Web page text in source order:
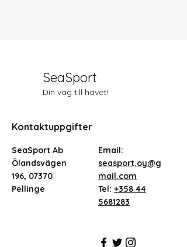
SeaSport
Din väg till havet!
Kontaktuppgifter
SeaSport Ab
Ölandsvägen
196, 07370
Pellinge
Email:
seasport.oy@g
mail.com
Tel: +358 44
5681283